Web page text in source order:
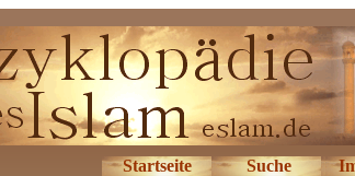
Startseite Suche